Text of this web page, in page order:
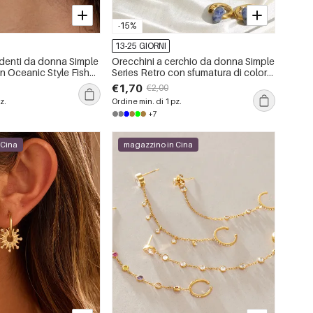
da donna Simple
Oceanic Style Fish
acciaio inossidabile
-15%
13-25 GIORNI
Orecchini a cerchio da donna Simple
Series Retro con sfumatura di colore,
in acciaio inossidabile, impermeabili,
color oro e pietra naturale.
€1,70 €2,00
Ordine min. di 1 pz.
+7
magazzino in Cina